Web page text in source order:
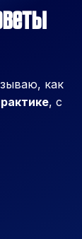
как
, с